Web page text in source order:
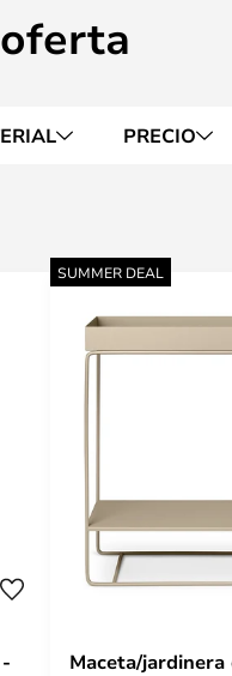
PRECIO
SUMMER DEAL
Maceta/